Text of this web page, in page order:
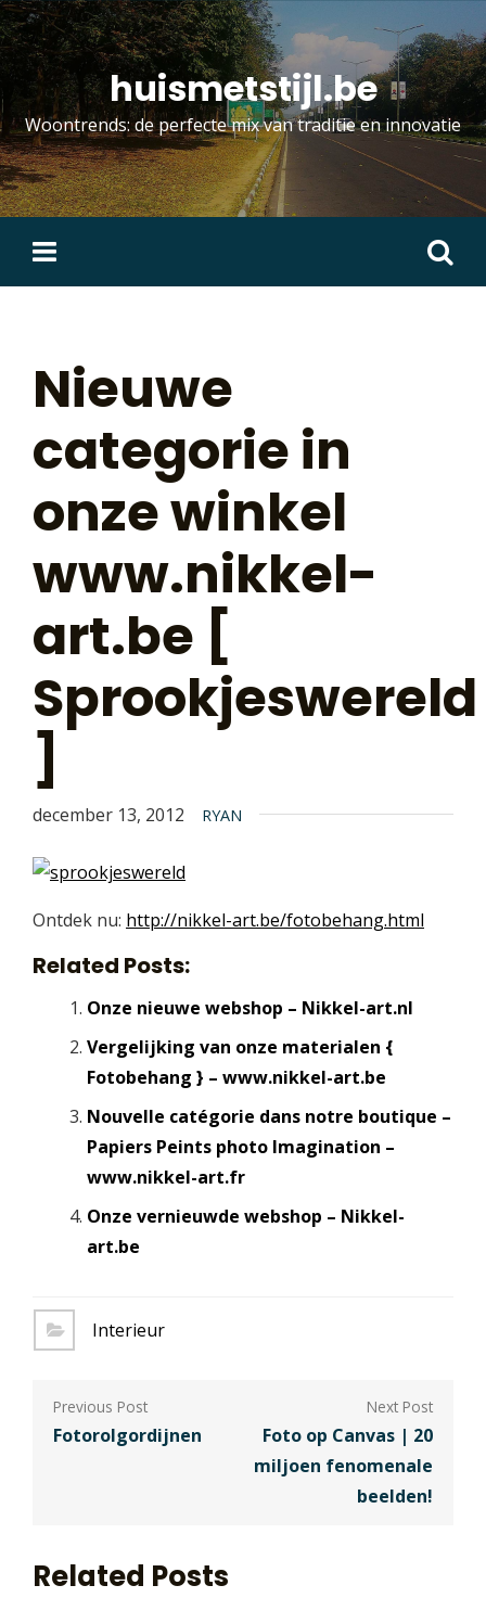
Skip
to
content
huismetstijl.be
Woontrends: de perfecte mix van traditie en innovatie
Zoeken
naar:
Nieuwe
categorie in
onze winkel
www.nikkel-
art.be [
Sprookjeswereld
]
december 13, 2012 RYAN
Ontdek nu: http://nikkel-art.be/fotobehang.html
Related Posts:
Onze nieuwe webshop – Nikkel-art.nl
Vergelijking van onze materialen {
Fotobehang } – www.nikkel-art.be
Nouvelle catégorie dans notre boutique –
Papiers Peints photo Imagination –
www.nikkel-art.fr
Onze vernieuwde webshop – Nikkel-
art.be
Interieur
Berichtnavigatie
Fotorolgordijnen
Foto op Canvas | 20
miljoen fenomenale
beelden!
Related Posts